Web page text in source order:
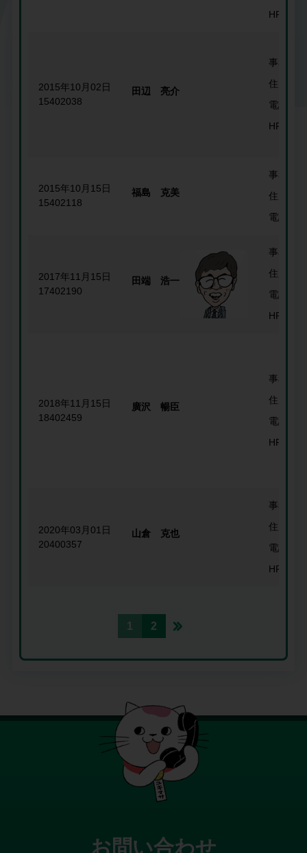
HP
2015年10月02日
15402038
田辺 亮介
事務所名
住所
電話番号
HP
2015年10月15日
15402118
福島 克美
事務所名
住所
電話番号
2017年11月15日
17402190
田端 浩一
事務所名
住所
電話番号
HP
2018年11月15日
18402459
廣沢 暢臣
事務所名
住所
電話番号
HP
2020年03月01日
20400357
山倉 克也
事務所名
住所
電話番号
HP
1 2
お問い合わせ